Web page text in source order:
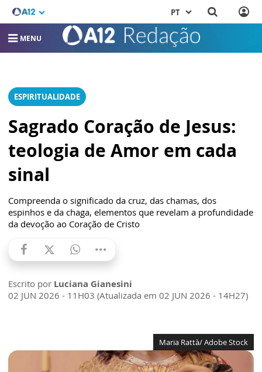
PT
MENU
ESPIRITUALIDADE
Sagrado Coração de Jesus:
teologia de Amor em cada
sinal
Compreenda o significado da cruz, das chamas, dos
espinhos e da chaga, elementos que revelam a profundidade
da devoção ao Coração de Cristo
Escrito por Luciana Gianesini
02 JUN 2026 - 11H03 (Atualizada em 02 JUN 2026 - 14H27)
Maria Rattà/ Adobe Stock